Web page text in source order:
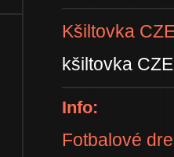
Kšiltovka
kšiltovka
Info:
Fotbalové